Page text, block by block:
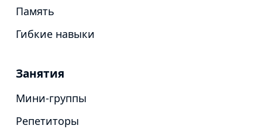
Память
Гибкие навыки
Занятия
Мини-группы
Репетиторы